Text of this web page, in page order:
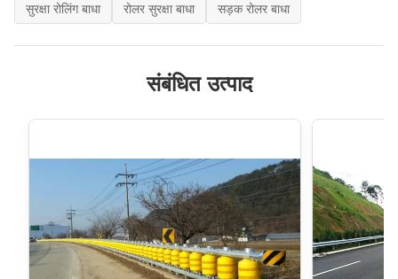
सुरक्षा रोलिंग बाधा रोलर सुरक्षा बाधा सड़क रोलर बाधा
संबंधित उत्पाद